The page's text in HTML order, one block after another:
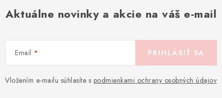
Aktuálne novinky a akcie na váš e-mail
Email
Vložením e-mailu súhlasíte s podmienkami ochrany osobných údajov
PRIHLÁSIŤ SA